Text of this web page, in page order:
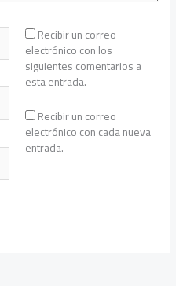
Recibir un correo
electrónico con los
siguientes comentarios a
esta entrada.
Recibir un correo
electrónico con cada nueva
entrada.